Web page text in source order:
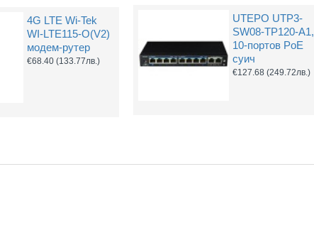
€0.58(1.14лв.)
Захранващ конектор за охранителни камери - женски
€0.67(1.32лв.)
4G LTE Wi-Tek
WI-LTE115-O(V2)
модем-рутер
€68.40 (133.77лв.)
Cloud Managed
PoE суич Dahua
CS4006-4ET-60,
6 порта
€58.14(113.71лв.)
UTEPO UTP3-
SW08-TP120-A1,
10-портов PoE
суич
€127.68 (249.72лв.)